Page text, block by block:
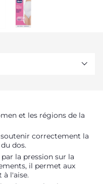
et les régions de la
soutenir correctement la
dos.
la pression sur la
il permet aux
à l'aise.